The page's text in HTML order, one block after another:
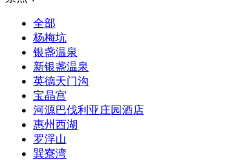
全部
杨梅坑
银盏温泉
新银盏温泉
英德天门沟
宝晶宫
河源巴伐利亚庄园酒店
惠州西湖
罗浮山
巽寮湾